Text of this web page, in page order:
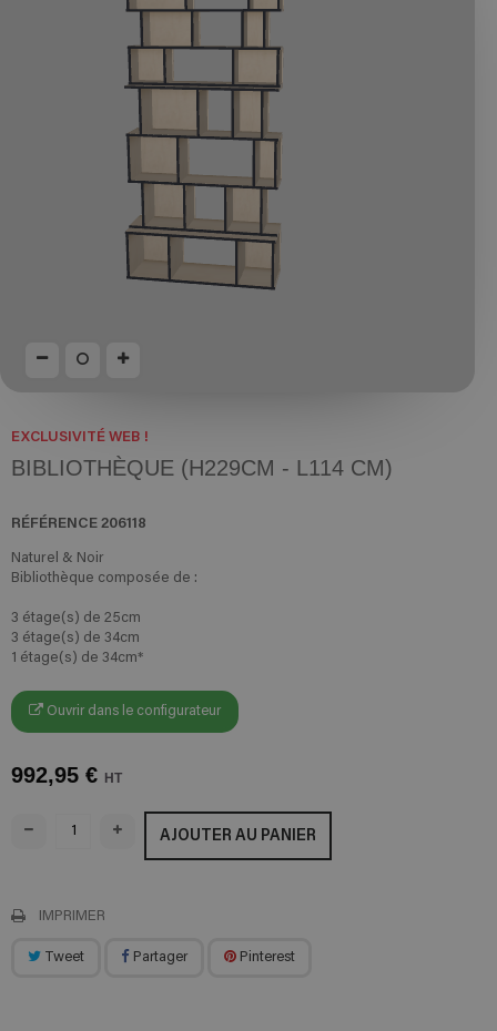
EXCLUSIVITÉ WEB !
BIBLIOTHÈQUE (H229CM - L114 CM)
RÉFÉRENCE206118
Naturel & Noir
Bibliothèque composée de :
3 étage(s) de 25cm
3 étage(s) de 34cm
1 étage(s) de 34cm*
Ouvrir dans le configurateur
992,95 € HT
AJOUTER AU PANIER
IMPRIMER
Tweet Partager Pinterest